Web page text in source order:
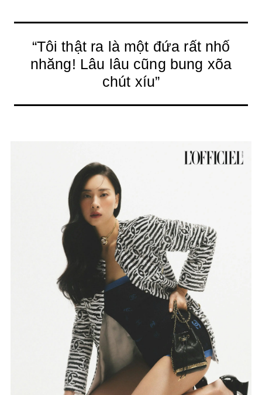
“Tôi thật ra là một đứa rất nhố
nhăng! Lâu lâu cũng bung xõa
chút xíu”